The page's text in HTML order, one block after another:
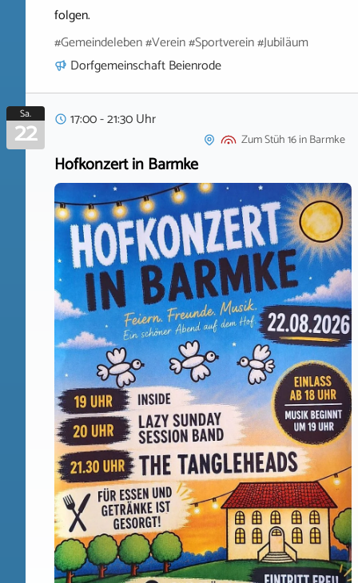
folgen.
#Gemeindeleben #Verein #Sportverein #Jubiläum
Dorfgemeinschaft Beienrode
Sa.
22 17:00 - 21:30 Uhr
Zum Stüh 16inBarmke
Hofkonzert in Barmke